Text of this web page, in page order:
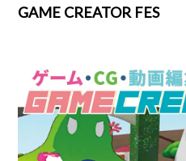
GAME CREATOR FES